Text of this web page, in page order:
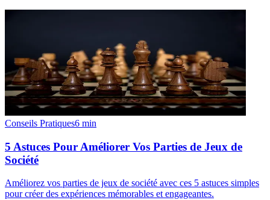
Conseils Pratiques6 min
5 Astuces Pour Améliorer Vos Parties de Jeux de
Société
Améliorez vos parties de jeux de société avec ces 5 astuces simples
pour créer des expériences mémorables et engageantes.